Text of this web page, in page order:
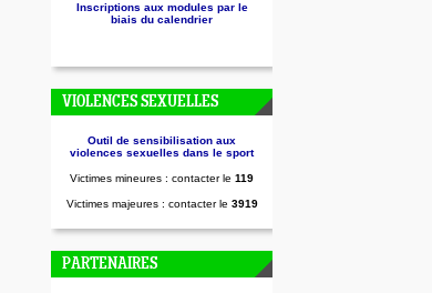
Inscriptions aux modules par le
biais du calendrier
VIOLENCES SEXUELLES
Outil de sensibilisation aux
violences sexuelles dans le sport
Victimes mineures : contacter le 119
Victimes majeures : contacter le 3919
PARTENAIRES